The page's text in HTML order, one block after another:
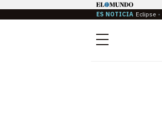
ES NOTICIA Eclipse
Menú